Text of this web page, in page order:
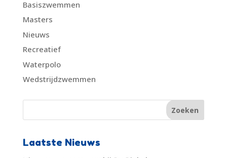
Basiszwemmen
Masters
Nieuws
Recreatief
Waterpolo
Wedstrijdzwemmen
Laatste Nieuws